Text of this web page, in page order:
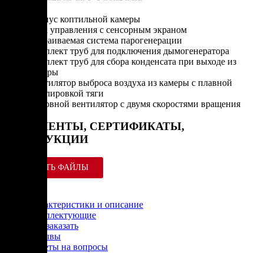
Корпус коптильной камеры
Блок управления с сенсорным экраном
Встраиваемая система парогенерации
Комплект труб для подключения дымогенератора
Комплект труб для сбора конденсата при выходе из
камеры
Вентилятор выброса воздуха из камеры с плавной
регулировкой тяги
Основной вентилятор с двумя скоростями вращения
ДОКУМЕНТЫ, СЕРТИФИКАТЫ,
ИНСТРУКЦИИ
СКАЧАТЬ ФАЙЛЫ
Характеристики и описание
Комплектующие
Как заказать
Отзывы
Ответы на вопросы